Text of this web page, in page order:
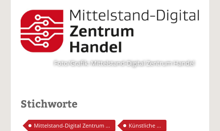
Foto/Grafik: Mittelstand-Digital Zentrum Handel
Stichworte
Mittelstand-Digital Zentrum ... Künstliche ...